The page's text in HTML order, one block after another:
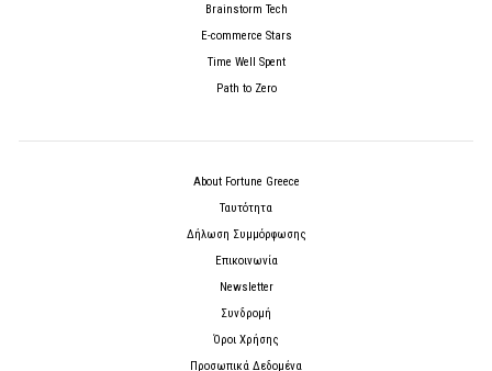
Brainstorm Tech
E-commerce Stars
Time Well Spent
Path to Zero
About Fortune Greece
Ταυτότητα
Δήλωση Συμμόρφωσης
Επικοινωνία
Newsletter
Συνδρομή
Όροι Χρήσης
Προσωπικά Δεδομένα